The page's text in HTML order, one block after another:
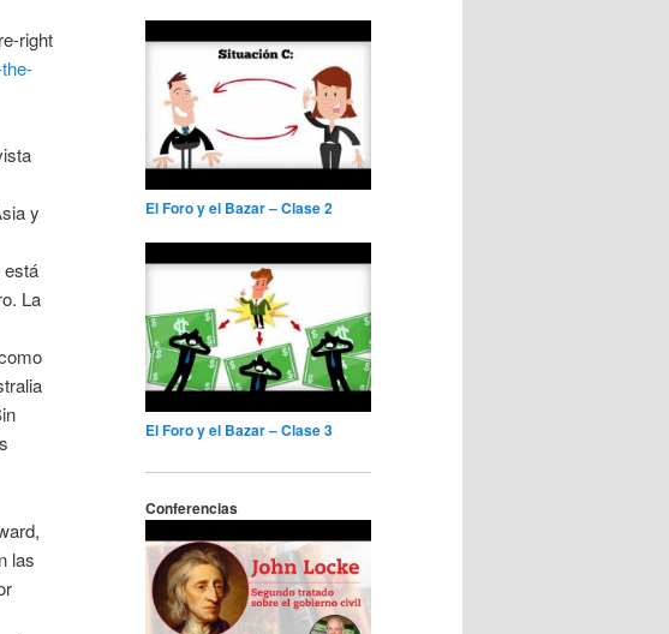
right
y
está
La
las
El Foro y el Bazar – Clase 2
El Foro y el Bazar – Clase 3
Conferencias